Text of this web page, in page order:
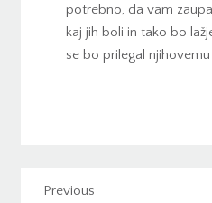
potrebno, da vam
kaj jih boli in tako bo
se bo prilegal
Previous